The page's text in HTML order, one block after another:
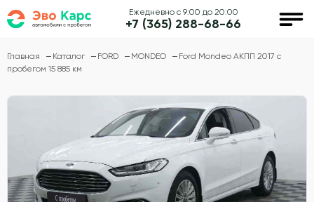
Ежедневно с 9:00 до 20:00
+7 (365) 288-68-66
Главная Каталог FORD MONDEO
Ford Mondeo АКПП 2017 с
пробегом 15 885 км